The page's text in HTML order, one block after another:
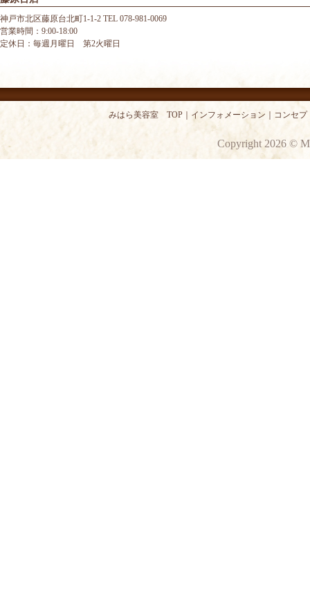
神戸市北区藤原台北町1-1-2 TEL 078-981-0069
営業時間：9:00-18:00
定休日：毎週月曜日 第2火曜日
みはら美容室 TOP インフォメーション コンセプ
Copyright 2026 ©